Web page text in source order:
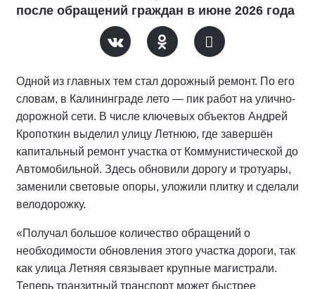
после обращений граждан в июне 2026 года
Одной из главных тем стал дорожный ремонт. По его
словам, в Калининграде лето — пик работ на улично-
дорожной сети. В числе ключевых объектов Андрей
Кропоткин выделил улицу Летнюю, где завершён
капитальный ремонт участка от Коммунистической до
Автомобильной. Здесь обновили дорогу и тротуары,
заменили световые опоры, уложили плитку и сделали
велодорожку.
«Получал большое количество обращений о
необходимости обновления этого участка дороги, так
как улица Летняя связывает крупные магистрали.
Теперь транзитный транспорт может быстрее